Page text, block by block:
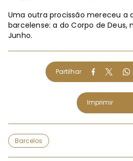
Uma outra procissão mereceu a
barcelense: a do Corpo de Deus,
Junho.
Partilhar
Imprimir
Barcelos